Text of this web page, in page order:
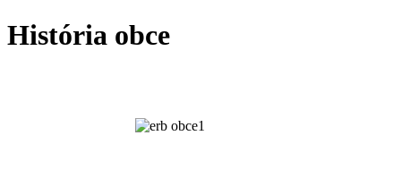
História obce